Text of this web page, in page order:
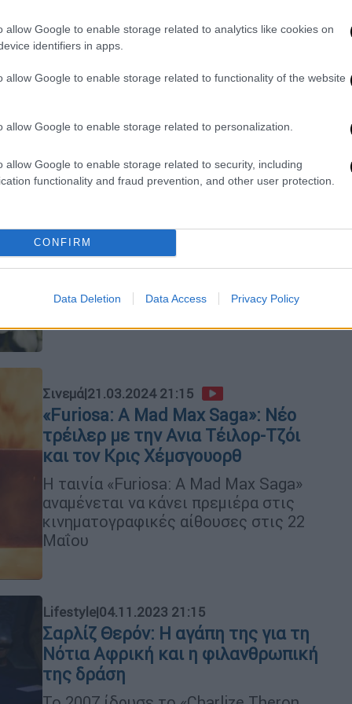
allow Google to enable storage related to analytics like cookies on
identifiers in apps.
allow Google to enable storage related to functionality of the website
allow Google to enable storage related to personalization.
allow Google to enable storage related to security, including
functionality and fraud prevention, and other user protection.
CONFIRM
Data Deletion Data Access Privacy Policy
καταπληκτικό»
Η 49χρονη ηθοποιός έδωσε μία
άκρως προσωπική συνέντευξη
Σινεμά|26.11.2024 23:00
του Κρίστοφερ Νόλαν
Είναι η πρώτη συνεργασία της
Όσκαρ σκηνοθέτη
Σινεμά|21.03.2024 21:15
«Furiosa: A Mad Max Saga»: Νέο
τρέιλερ με την Ανια Τέιλορ-Τζόι
και τον Κρις Χέμσγουορθ
Η ταινία «Furiosa: A Mad Max Saga»
αναμένεται να κάνει πρεμιέρα στις
κινηματογραφικές αίθουσες στις 22
Μαΐου
Lifestyle|04.11.2023 21:15
Σαρλίζ Θερόν: Η αγάπη της για τη
Νότια Αφρική και η φιλανθρωπική
της δράση